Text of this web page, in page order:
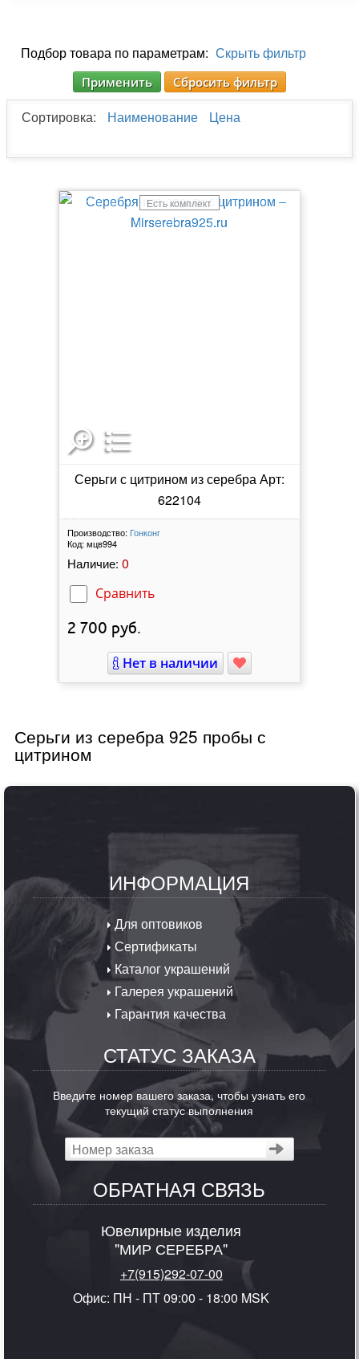
Подбор товара по параметрам: Скрыть фильтр
Применить Сбросить фильтр
Сортировка: Наименование Цена
Есть комплект
Серьги с цитрином из серебра Арт:
622104
Производство: Гонконг
Код: мцв994
Наличие: 0
Сравнить
2 700 руб.
Нет в наличии
Серьги из серебра 925 пробы с
цитрином
ИНФОРМАЦИЯ
Для оптовиков
Сертификаты
Каталог украшений
Галерея украшений
Гарантия качества
СТАТУС ЗАКАЗА
Введите номер вашего заказа, чтобы узнать его
текущий статус выполнения
ОБРАТНАЯ СВЯЗЬ
Ювелирные изделия
"МИР СЕРЕБРА"
+7(915)292-07-00
Офис: ПН - ПТ 09:00 - 18:00 MSK